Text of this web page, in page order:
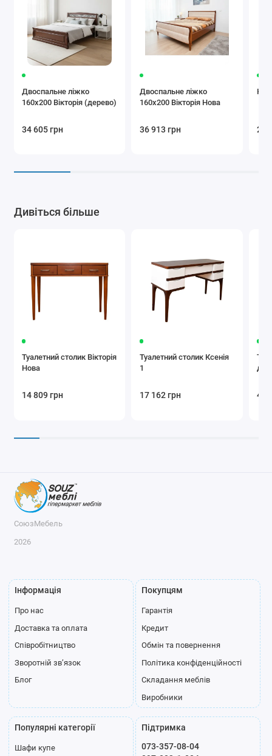
Двоспальне ліжко
160x200 Вікторія (дерево)
34 605 грн
Двоспальне ліжко
160x200 Вікторія Нова
36 913 грн 26
Дивіться більше
Туалетний столик Вікторія
Нова
14 809 грн
Туалетний столик Ксенія
1
17 162 грн 40
СоюзМебель
2026
Інформація
Про нас
Доставка та оплата
Співробітництво
Зворотній зв’язок
Блог
Покупцям
Гарантія
Кредит
Обмін та повернення
Політика конфіденційності
Складання меблів
Виробники
Популярні категорії
Шафи купе
Підтримка
073-357-08-04